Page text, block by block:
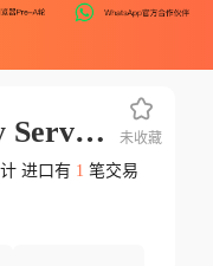
Eastern Veterinary Services Br
进口有 1 笔交易
未收藏